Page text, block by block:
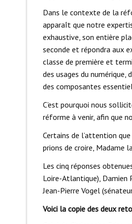
Dans le contexte de la
apparaît que notre
exhaustive, son entière
seconde et répondra aux
classe de première et
des usages du
des composantes
C’est pourquoi nous
réforme à venir, afin que
Certains de l’attention
prions de croire, Madame
Les cinq réponses
Loire-Atlantique), Damien
Jean-Pierre Vogel
Voici la copie des deux